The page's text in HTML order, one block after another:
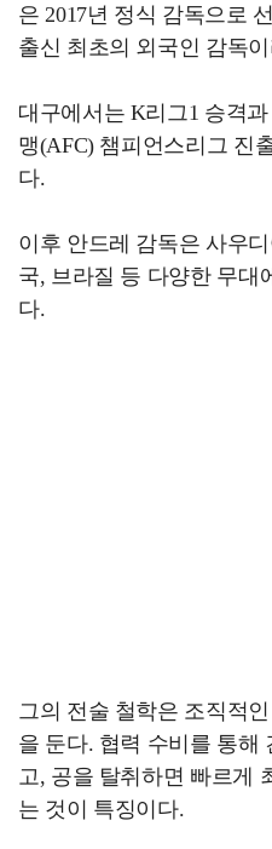
은 2017년 정식 감독으로
출신 최초의 외국인 감독
대구에서는 K리그1 승격
맹(AFC) 챔피언스리그 진
다.
이후 안드레 감독은 사우
국, 브라질 등 다양한 무대
다.
그의 전술 철학은 조직적
을 둔다. 협력 수비를 통해
고, 공을 탈취하면 빠르게
는 것이 특징이다.